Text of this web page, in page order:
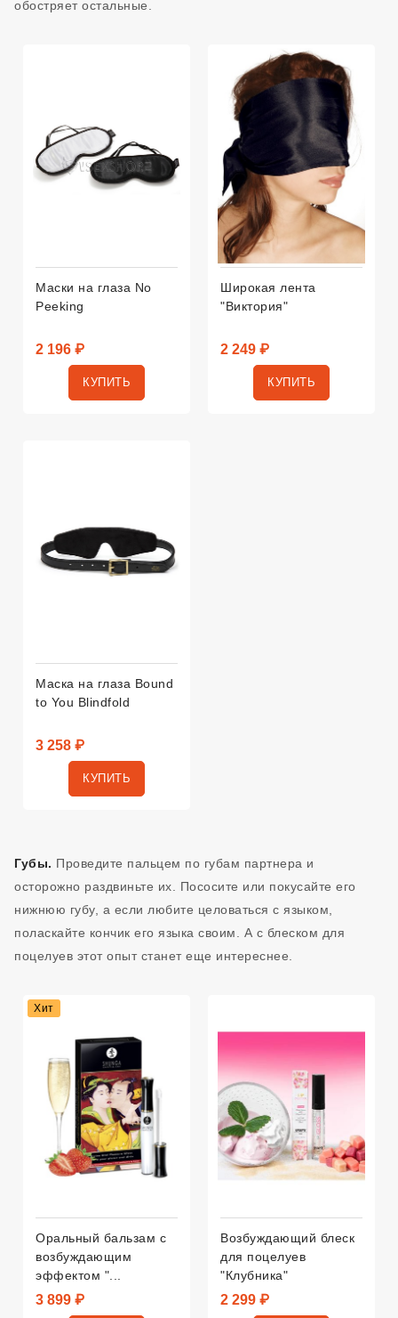
обостряет остальные.
Маски на глаза No
Peeking
2 196 ₽
КУПИТЬ
Широкая лента
"Виктория"
2 249 ₽
КУПИТЬ
Маска на глаза Bound
to You Blindfold
3 258 ₽
КУПИТЬ
Губы. Проведите пальцем по губам партнера и
осторожно раздвиньте их. Пососите или покусайте его
нижнюю губу, а если любите целоваться с языком,
поласкайте кончик его языка своим. А с блеском для
поцелуев этот опыт станет еще интереснее.
Хит
Оральный бальзам с
возбуждающим
эффектом "...
3 899 ₽
Возбуждающий блеск
для поцелуев
"Клубника"
2 299 ₽